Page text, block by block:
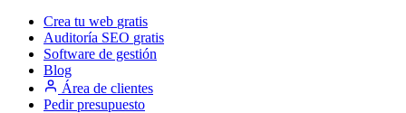
Crea tu web gratis
Auditoría SEO gratis
Software de gestión
Blog
Área de clientes
Pedir presupuesto